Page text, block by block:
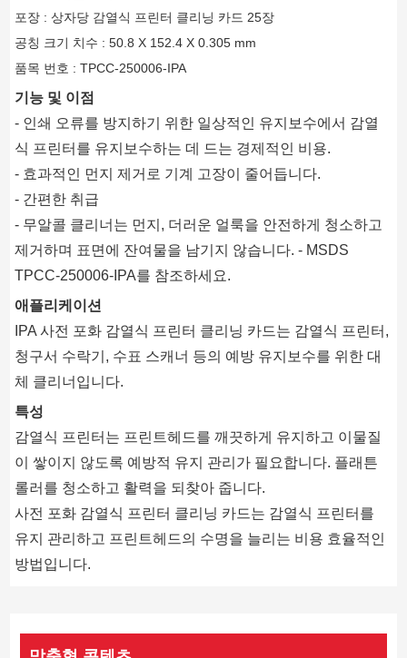
포장 : 상자당 감열식 프린터 클리닝 카드 25장
공칭 크기 치수 : 50.8 X 152.4 X 0.305 mm
품목 번호 : TPCC-250006-IPA
기능 및 이점
- 인쇄 오류를 방지하기 위한 일상적인 유지보수에서 감열
식 프린터를 유지보수하는 데 드는 경제적인 비용.
- 효과적인 먼지 제거로 기계 고장이 줄어듭니다.
- 간편한 취급
- 무알콜 클리너는 먼지, 더러운 얼룩을 안전하게 청소하고
제거하며 표면에 잔여물을 남기지 않습니다. - MSDS
TPCC-250006-IPA를 참조하세요.
애플리케이션
IPA 사전 포화 감열식 프린터 클리닝 카드는 감열식 프린터,
청구서 수락기, 수표 스캐너 등의 예방 유지보수를 위한 대
체 클리너입니다.
특성
감열식 프린터는 프린트헤드를 깨끗하게 유지하고 이물질
이 쌓이지 않도록 예방적 유지 관리가 필요합니다. 플래튼
롤러를 청소하고 활력을 되찾아 줍니다.
사전 포화 감열식 프린터 클리닝 카드는 감열식 프린터를
유지 관리하고 프린트헤드의 수명을 늘리는 비용 효율적인
방법입니다.